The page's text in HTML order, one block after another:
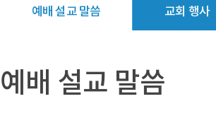
예배 설교 말씀 교회 행사
예배 설교 말씀